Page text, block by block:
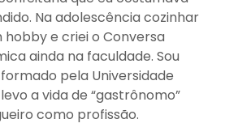
Na adolescência cozinhar
hobby e criei o Conversa
ainda na faculdade. Sou
pela Universidade
a vida de “gastrônomo”
como profissão.